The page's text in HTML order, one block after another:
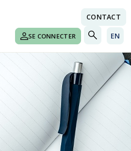
SE CONNECTER
CONTACT
EN